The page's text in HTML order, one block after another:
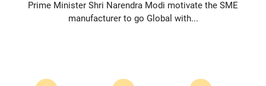
Prime Minister Shri Narendra Modi motivate the SME
manufacturer to go Global with...